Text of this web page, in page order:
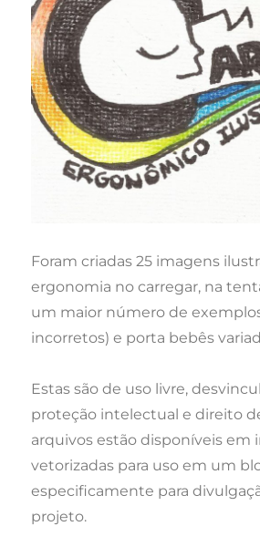
Foram criadas 25 imagens
ergonomia no carregar, na
um maior número de
incorretos) e porta bebês
Estas são de uso livre,
proteção intelectual e direito
arquivos estão disponíveis em
vetorizadas para uso em um
especificamente para
projeto.